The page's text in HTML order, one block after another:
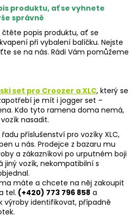
produktu, ať se vyhnete
správně
popis produktu, ať se
při vybalení balíčku. Nejste
se na nás. Rádi Vám pomůžeme
ski set pro Croozer a XLC, který se
je mít i jogger set –
Kdo tyto ramena doma nemá,
nasadit.
příslušenství pro vozíky XLC,
u nás. Prodejce z bazaru mu
a zákazníkovi po urputném boji
jiný vozík, nekompatibilní s
máte a chcete na něj zakoupit
tel. (+420) 773 796 858 a
výroby identifikovat, případně